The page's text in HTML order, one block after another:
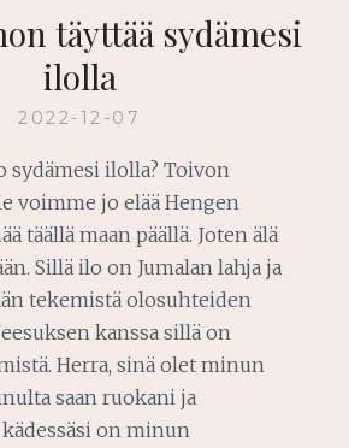
täyttää sydämesi
ilolla
2022-12-07
sydämesi ilolla? Toivon
voimme jo elää Hengen
täällä maan päällä. Joten älä
Sillä ilo on Jumalan lahja ja
tekemistä olosuhteiden
kanssa sillä on
Herra, sinä olet minun
saan ruokani ja
on minun